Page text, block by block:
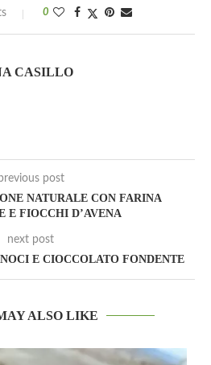
0
CASILLO
post
NATURALE CON FARINA
E FIOCCHI D’AVENA
next post
E CIOCCOLATO FONDENTE
ALSO LIKE